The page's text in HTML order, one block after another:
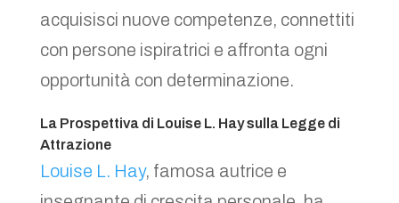
acquisisci nuove competenze, connettiti
con persone ispiratrici e affronta ogni
opportunità con determinazione.
La Prospettiva di Louise L. Hay sulla Legge di
Attrazione
Louise L. Hay, famosa autrice e